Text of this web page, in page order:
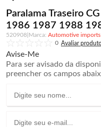
Paralama Traseiro
1986 1987 1988
520908
Automotive imports
0
Avise-Me
Para ser avisado da
preencher os campos